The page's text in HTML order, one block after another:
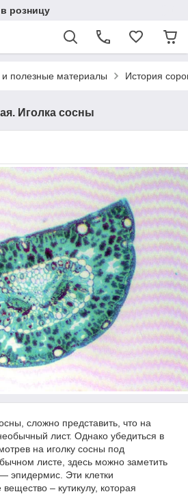
розницу
и полезные материалы История
Иголка сосны
сложно представить, что на
лист. Однако убедиться в
на иголку сосны под
листе, здесь можно заметить
эпидермис. Эти клетки
– кутикулу, которая